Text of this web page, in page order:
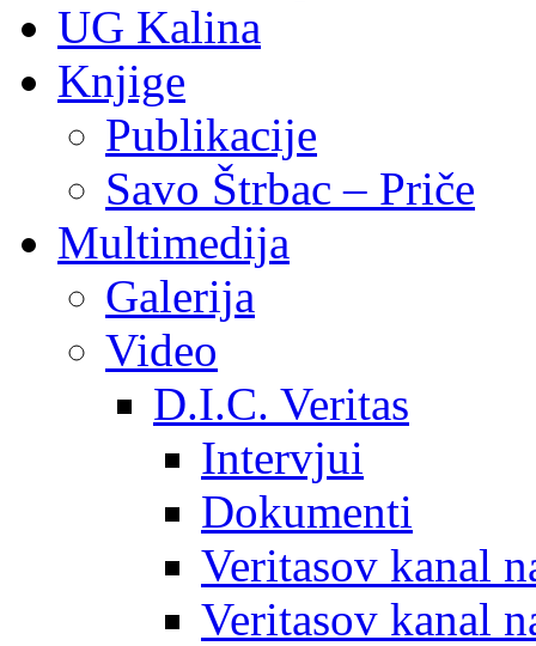
UG Kalina
Knjige
Publikacije
Savo Štrbac – Priče
Multimedija
Galerija
Video
D.I.C. Veritas
Intervjui
Dokumenti
Veritasov kanal
Veritasov kanal